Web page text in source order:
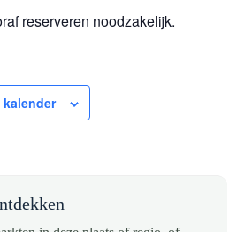
reserveren noodzakelijk.
kalender